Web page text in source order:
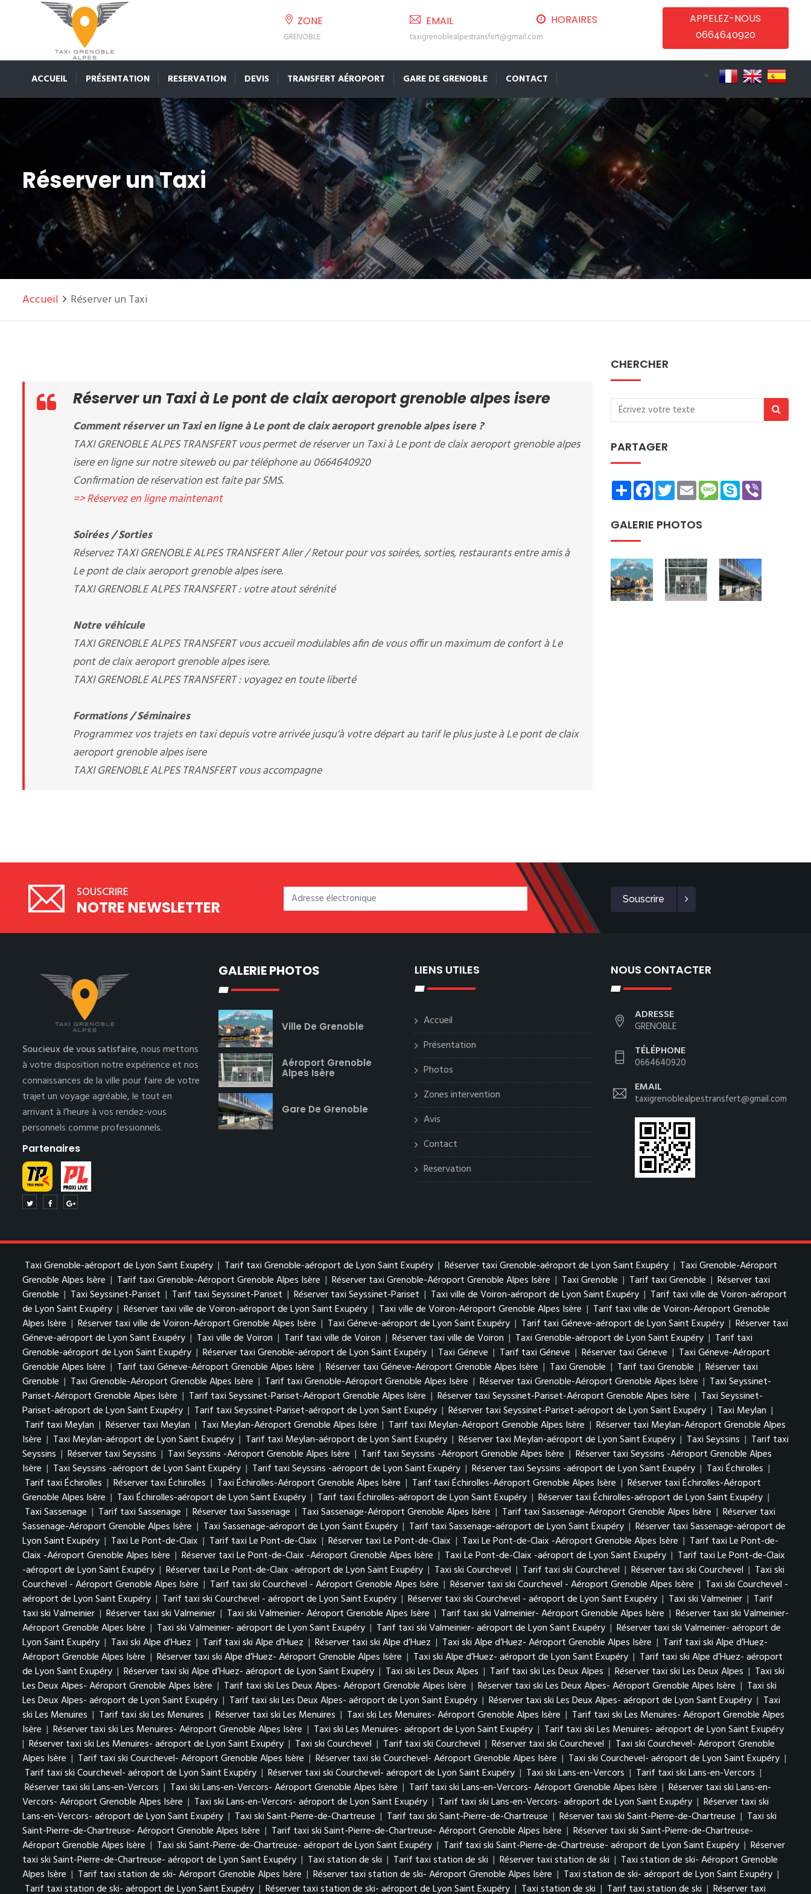
ZONE
GRENOBLE
EMAIL
taxigrenoblealpestransfert@gmail.com
HORAIRES APPELEZ-NOUS
0664640920
ACCUEIL PRÉSENTATION RESERVATION DEVIS TRANSFERT AÉROPORT GARE DE GRENOBLE CONTACT
Réserver un Taxi
Accueil Réserver un Taxi
Réserver un Taxi à Le pont de claix aeroport grenoble alpes isere
Comment réserver un Taxi en ligne à Le pont de claix aeroport grenoble alpes isere ?
TAXI GRENOBLE ALPES TRANSFERT vous permet de réserver un Taxi à Le pont de claix aeroport grenoble alpes
isere en ligne sur notre siteweb ou par téléphone au 0664640920
Confirmation de réservation est faite par SMS.
=> Réservez en ligne maintenant
Soirées / Sorties
Réservez TAXI GRENOBLE ALPES TRANSFERT Aller / Retour pour vos soirées, sorties, restaurants entre amis à
Le pont de claix aeroport grenoble alpes isere.
TAXI GRENOBLE ALPES TRANSFERT : votre atout sérénité
Notre véhicule
TAXI GRENOBLE ALPES TRANSFERT vous accueil modulables afin de vous offir un maximum de confort à Le
pont de claix aeroport grenoble alpes isere.
TAXI GRENOBLE ALPES TRANSFERT : voyagez en toute liberté
Formations / Séminaires
Programmez vos trajets en taxi depuis votre arrivée jusqu'à votre départ au tarif le plus juste à Le pont de claix
aeroport grenoble alpes isere
TAXI GRENOBLE ALPES TRANSFERT vous accompagne
CHERCHER
PARTAGER
ShareFacebookTwitterEmailMessage
Skype
GALERIE PHOTOS
SOUSCRIRE
NOTRE NEWSLETTER Souscrire
Soucieux de vous satisfaire,nous mettons
à votre disposition notre expérience et nos
connaissances de la ville pour faire de votre
trajet un voyage agréable, le tout en
arrivant à l’heure à vos rendez-vous
personnels comme professionnels.
Partenaires
GALERIE PHOTOS
Ville De Grenoble
Aéroport Grenoble
Alpes Isère
Gare De Grenoble
LIENS UTILES
Accueil
Présentation
Photos
Zones intervention
Avis
Contact
Reservation
NOUS CONTACTER
ADRESSE
GRENOBLE
TÉLÉPHONE
0664640920
EMAIL
taxigrenoblealpestransfert@gmail.com
Taxi Grenoble-aéroport de Lyon Saint Exupéry | Tarif taxi Grenoble-aéroport de Lyon Saint Exupéry | Réserver taxi Grenoble-aéroport de Lyon Saint Exupéry | Taxi Grenoble-Aéroport
Grenoble Alpes Isère | Tarif taxi Grenoble-Aéroport Grenoble Alpes Isère | Réserver taxi Grenoble-Aéroport Grenoble Alpes Isère | Taxi Grenoble | Tarif taxi Grenoble | Réserver taxi
Grenoble | Taxi Seyssinet-Pariset | Tarif taxi Seyssinet-Pariset | Réserver taxi Seyssinet-Pariset | Taxi ville de Voiron-aéroport de Lyon Saint Exupéry | Tarif taxi ville de Voiron-aéroport
de Lyon Saint Exupéry | Réserver taxi ville de Voiron-aéroport de Lyon Saint Exupéry | Taxi ville de Voiron-Aéroport Grenoble Alpes Isère | Tarif taxi ville de Voiron-Aéroport Grenoble
Alpes Isère | Réserver taxi ville de Voiron-Aéroport Grenoble Alpes Isère | Taxi Géneve-aéroport de Lyon Saint Exupéry | Tarif taxi Géneve-aéroport de Lyon Saint Exupéry | Réserver taxi
Géneve-aéroport de Lyon Saint Exupéry | Taxi ville de Voiron | Tarif taxi ville de Voiron | Réserver taxi ville de Voiron | Taxi Grenoble-aéroport de Lyon Saint Exupéry | Tarif taxi
Grenoble-aéroport de Lyon Saint Exupéry | Réserver taxi Grenoble-aéroport de Lyon Saint Exupéry | Taxi Géneve | Tarif taxi Géneve | Réserver taxi Géneve | Taxi Géneve-Aéroport
Grenoble Alpes Isère | Tarif taxi Géneve-Aéroport Grenoble Alpes Isère | Réserver taxi Géneve-Aéroport Grenoble Alpes Isère | Taxi Grenoble | Tarif taxi Grenoble | Réserver taxi
Grenoble | Taxi Grenoble-Aéroport Grenoble Alpes Isère | Tarif taxi Grenoble-Aéroport Grenoble Alpes Isère | Réserver taxi Grenoble-Aéroport Grenoble Alpes Isère | Taxi Seyssinet-
Pariset-Aéroport Grenoble Alpes Isère | Tarif taxi Seyssinet-Pariset-Aéroport Grenoble Alpes Isère | Réserver taxi Seyssinet-Pariset-Aéroport Grenoble Alpes Isère | Taxi Seyssinet-
Pariset-aéroport de Lyon Saint Exupéry | Tarif taxi Seyssinet-Pariset-aéroport de Lyon Saint Exupéry | Réserver taxi Seyssinet-Pariset-aéroport de Lyon Saint Exupéry | Taxi Meylan |
Tarif taxi Meylan | Réserver taxi Meylan | Taxi Meylan-Aéroport Grenoble Alpes Isère | Tarif taxi Meylan-Aéroport Grenoble Alpes Isère | Réserver taxi Meylan-Aéroport Grenoble Alpes
Isère | Taxi Meylan-aéroport de Lyon Saint Exupéry | Tarif taxi Meylan-aéroport de Lyon Saint Exupéry | Réserver taxi Meylan-aéroport de Lyon Saint Exupéry | Taxi Seyssins | Tarif taxi
Seyssins | Réserver taxi Seyssins | Taxi Seyssins -Aéroport Grenoble Alpes Isère | Tarif taxi Seyssins -Aéroport Grenoble Alpes Isère | Réserver taxi Seyssins -Aéroport Grenoble Alpes
Isère | Taxi Seyssins -aéroport de Lyon Saint Exupéry | Tarif taxi Seyssins -aéroport de Lyon Saint Exupéry | Réserver taxi Seyssins -aéroport de Lyon Saint Exupéry | Taxi Échirolles |
Tarif taxi Échirolles | Réserver taxi Échirolles | Taxi Échirolles-Aéroport Grenoble Alpes Isère | Tarif taxi Échirolles-Aéroport Grenoble Alpes Isère | Réserver taxi Échirolles-Aéroport
Grenoble Alpes Isère | Taxi Échirolles-aéroport de Lyon Saint Exupéry | Tarif taxi Échirolles-aéroport de Lyon Saint Exupéry | Réserver taxi Échirolles-aéroport de Lyon Saint Exupéry |
Taxi Sassenage | Tarif taxi Sassenage | Réserver taxi Sassenage | Taxi Sassenage-Aéroport Grenoble Alpes Isère | Tarif taxi Sassenage-Aéroport Grenoble Alpes Isère | Réserver taxi
Sassenage-Aéroport Grenoble Alpes Isère | Taxi Sassenage-aéroport de Lyon Saint Exupéry | Tarif taxi Sassenage-aéroport de Lyon Saint Exupéry | Réserver taxi Sassenage-aéroport de
Lyon Saint Exupéry | Taxi Le Pont-de-Claix | Tarif taxi Le Pont-de-Claix | Réserver taxi Le Pont-de-Claix | Taxi Le Pont-de-Claix -Aéroport Grenoble Alpes Isère | Tarif taxi Le Pont-de-
Claix -Aéroport Grenoble Alpes Isère | Réserver taxi Le Pont-de-Claix -Aéroport Grenoble Alpes Isère | Taxi Le Pont-de-Claix -aéroport de Lyon Saint Exupéry | Tarif taxi Le Pont-de-Claix
-aéroport de Lyon Saint Exupéry | Réserver taxi Le Pont-de-Claix -aéroport de Lyon Saint Exupéry | Taxi ski Courchevel | Tarif taxi ski Courchevel | Réserver taxi ski Courchevel | Taxi ski
Courchevel - Aéroport Grenoble Alpes Isère | Tarif taxi ski Courchevel - Aéroport Grenoble Alpes Isère | Réserver taxi ski Courchevel - Aéroport Grenoble Alpes Isère | Taxi ski Courchevel -
aéroport de Lyon Saint Exupéry | Tarif taxi ski Courchevel - aéroport de Lyon Saint Exupéry | Réserver taxi ski Courchevel - aéroport de Lyon Saint Exupéry | Taxi ski Valmeinier | Tarif
taxi ski Valmeinier | Réserver taxi ski Valmeinier | Taxi ski Valmeinier- Aéroport Grenoble Alpes Isère | Tarif taxi ski Valmeinier- Aéroport Grenoble Alpes Isère | Réserver taxi ski Valmeinier-
Aéroport Grenoble Alpes Isère | Taxi ski Valmeinier- aéroport de Lyon Saint Exupéry | Tarif taxi ski Valmeinier- aéroport de Lyon Saint Exupéry | Réserver taxi ski Valmeinier- aéroport de
Lyon Saint Exupéry | Taxi ski Alpe d’Huez | Tarif taxi ski Alpe d’Huez | Réserver taxi ski Alpe d’Huez | Taxi ski Alpe d’Huez- Aéroport Grenoble Alpes Isère | Tarif taxi ski Alpe d’Huez-
Aéroport Grenoble Alpes Isère | Réserver taxi ski Alpe d’Huez- Aéroport Grenoble Alpes Isère | Taxi ski Alpe d’Huez- aéroport de Lyon Saint Exupéry | Tarif taxi ski Alpe d’Huez- aéroport
de Lyon Saint Exupéry | Réserver taxi ski Alpe d’Huez- aéroport de Lyon Saint Exupéry | Taxi ski Les Deux Alpes | Tarif taxi ski Les Deux Alpes | Réserver taxi ski Les Deux Alpes | Taxi ski
Les Deux Alpes- Aéroport Grenoble Alpes Isère | Tarif taxi ski Les Deux Alpes- Aéroport Grenoble Alpes Isère | Réserver taxi ski Les Deux Alpes- Aéroport Grenoble Alpes Isère | Taxi ski
Les Deux Alpes- aéroport de Lyon Saint Exupéry | Tarif taxi ski Les Deux Alpes- aéroport de Lyon Saint Exupéry | Réserver taxi ski Les Deux Alpes- aéroport de Lyon Saint Exupéry | Taxi
ski Les Menuires | Tarif taxi ski Les Menuires | Réserver taxi ski Les Menuires | Taxi ski Les Menuires- Aéroport Grenoble Alpes Isère | Tarif taxi ski Les Menuires- Aéroport Grenoble Alpes
Isère | Réserver taxi ski Les Menuires- Aéroport Grenoble Alpes Isère | Taxi ski Les Menuires- aéroport de Lyon Saint Exupéry | Tarif taxi ski Les Menuires- aéroport de Lyon Saint Exupéry
| Réserver taxi ski Les Menuires- aéroport de Lyon Saint Exupéry | Taxi ski Courchevel | Tarif taxi ski Courchevel | Réserver taxi ski Courchevel | Taxi ski Courchevel- Aéroport Grenoble
Alpes Isère | Tarif taxi ski Courchevel- Aéroport Grenoble Alpes Isère | Réserver taxi ski Courchevel- Aéroport Grenoble Alpes Isère | Taxi ski Courchevel- aéroport de Lyon Saint Exupéry |
Tarif taxi ski Courchevel- aéroport de Lyon Saint Exupéry | Réserver taxi ski Courchevel- aéroport de Lyon Saint Exupéry | Taxi ski Lans-en-Vercors | Tarif taxi ski Lans-en-Vercors |
Réserver taxi ski Lans-en-Vercors | Taxi ski Lans-en-Vercors- Aéroport Grenoble Alpes Isère | Tarif taxi ski Lans-en-Vercors- Aéroport Grenoble Alpes Isère | Réserver taxi ski Lans-en-
Vercors- Aéroport Grenoble Alpes Isère | Taxi ski Lans-en-Vercors- aéroport de Lyon Saint Exupéry | Tarif taxi ski Lans-en-Vercors- aéroport de Lyon Saint Exupéry | Réserver taxi ski
Lans-en-Vercors- aéroport de Lyon Saint Exupéry | Taxi ski Saint-Pierre-de-Chartreuse | Tarif taxi ski Saint-Pierre-de-Chartreuse | Réserver taxi ski Saint-Pierre-de-Chartreuse | Taxi ski
Saint-Pierre-de-Chartreuse- Aéroport Grenoble Alpes Isère | Tarif taxi ski Saint-Pierre-de-Chartreuse- Aéroport Grenoble Alpes Isère | Réserver taxi ski Saint-Pierre-de-Chartreuse-
Aéroport Grenoble Alpes Isère | Taxi ski Saint-Pierre-de-Chartreuse- aéroport de Lyon Saint Exupéry | Tarif taxi ski Saint-Pierre-de-Chartreuse- aéroport de Lyon Saint Exupéry | Réserver
taxi ski Saint-Pierre-de-Chartreuse- aéroport de Lyon Saint Exupéry | Taxi station de ski | Tarif taxi station de ski | Réserver taxi station de ski | Taxi station de ski- Aéroport Grenoble
Alpes Isère | Tarif taxi station de ski- Aéroport Grenoble Alpes Isère | Réserver taxi station de ski- Aéroport Grenoble Alpes Isère | Taxi station de ski- aéroport de Lyon Saint Exupéry |
Tarif taxi station de ski- aéroport de Lyon Saint Exupéry | Réserver taxi station de ski- aéroport de Lyon Saint Exupéry | Taxi station de ski | Tarif taxi station de ski | Réserver taxi